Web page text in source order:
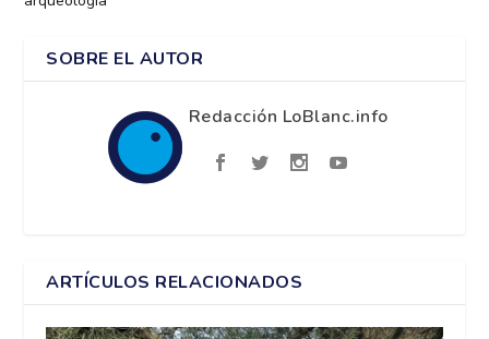
SOBRE EL AUTOR
Redacción LoBlanc.info
ARTÍCULOS RELACIONADOS